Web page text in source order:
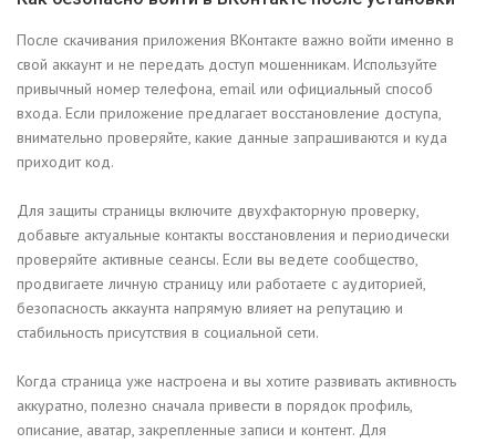
После скачивания приложения ВКонтакте важно войти именно в
свой аккаунт и не передать доступ мошенникам. Используйте
привычный номер телефона, email или официальный способ
входа. Если приложение предлагает восстановление доступа,
внимательно проверяйте, какие данные запрашиваются и куда
приходит код.
Для защиты страницы включите двухфакторную проверку,
добавьте актуальные контакты восстановления и периодически
проверяйте активные сеансы. Если вы ведете сообщество,
продвигаете личную страницу или работаете с аудиторией,
безопасность аккаунта напрямую влияет на репутацию и
стабильность присутствия в социальной сети.
Когда страница уже настроена и вы хотите развивать активность
аккуратно, полезно сначала привести в порядок профиль,
описание, аватар, закрепленные записи и контент. Для